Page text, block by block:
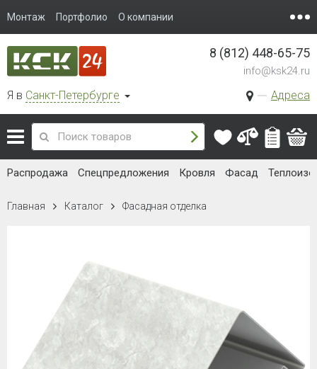
Монтаж Портфолио О компании
Я в Санкт-Петербурге Адреса
8 (812) 448-65-75
info@ksk24.ru
Распродажа Спецпредложения Кровля Фасад
Главная Каталог Фасадная отделка